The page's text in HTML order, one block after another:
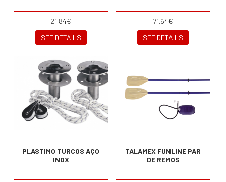
21.84€
SEE DETAILS
71.64€
SEE DETAILS
PLASTIMO TURCOS AÇO
INOX
TALAMEX FUNLINE PAR
DE REMOS